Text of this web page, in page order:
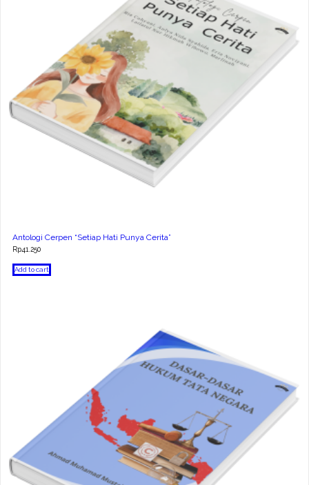
Antologi Cerpen “Setiap Hati Punya Cerita”
Rp41.250
Add to cart